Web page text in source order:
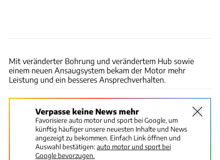
Mit veränderter Bohrung und verändertem Hub sowie
einem neuen Ansaugsystem bekam der Motor mehr
Leistung und ein besseres Ansprechverhalten.
Verpasse keine News mehr
Favorisiere auto motor und sport bei Google, um
künftig häufiger unsere neuesten Inhalte und News
angezeigt zu bekommen. Einfach Link öffnen und
Auswahl bestätigen:auto motor und sport bei
Google bevorzugen.